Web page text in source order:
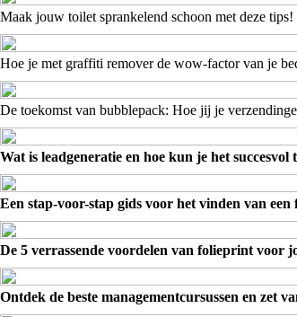
Maak jouw toilet sprankelend schoon met deze tips!
Hoe je met graffiti remover de wow-factor van je
De toekomst van bubblepack: Hoe jij je
Wat is leadgeneratie en hoe kun je het succesvol
Een stap-voor-stap gids voor het vinden van een
De 5 verrassende voordelen van folieprint voor
Ontdek de beste managementcursussen en zet